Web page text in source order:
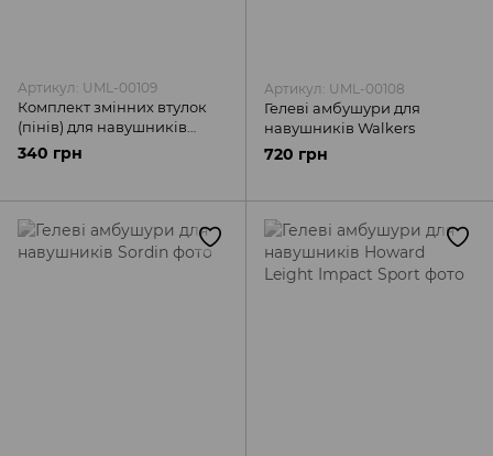
Артикул: UML-00109
Комплект змінних втулок
(пінів) для навушників
Sordin
340 грн
Артикул: UML-00108
Гелеві амбушури для
навушників Walkers
720 грн